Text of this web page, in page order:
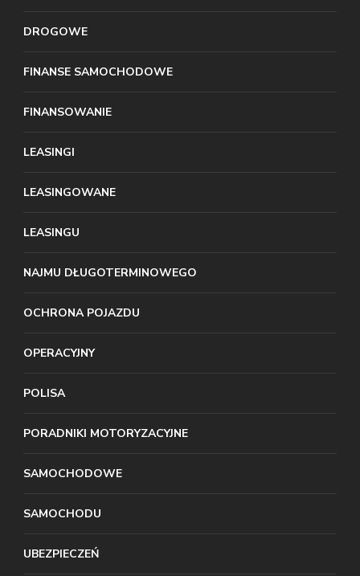
DROGOWE
FINANSE SAMOCHODOWE
FINANSOWANIE
LEASINGI
LEASINGOWANE
LEASINGU
NAJMU DŁUGOTERMINOWEGO
OCHRONA POJAZDU
OPERACYJNY
POLISA
PORADNIKI MOTORYZACYJNE
SAMOCHODOWE
SAMOCHODU
UBEZPIECZEŃ